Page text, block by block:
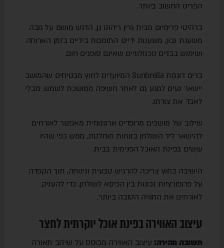
הפריט החשוב ביותר.
ברהיטי פרימיום מבית גרין ריהוט גן, הדגש מושם על גובה
משענת נכון, משענות ידיים התומכות בידיים בזמן הארוחה
ושימוש בבדים טכנולוגיים שאינם סופגים חום.
בדים דוגמת Sunbrella המיועדים לחוץ מבטיחים שהמושב
יישאר נעים למגע גם לאחר חשיפה ממושכת לשמש, מבלי
לאבד את צורתו.
שילוב של מושבים מרופדים ארגונומית מאפשר לאורחים
להישאר ליד השולחן בנוחות מוחלטת, ממש כפי שהיו
עושים בפינת האוכל הפנימית בבית.
הישיבה בחוץ צריכה להרגיש טבעית ונינוחה, תוך הקפדה
על פרופורציות נכונות בין הכיסא לשולחן, כדי להעניק
לאורחים את החוויה הטובה ביותר.
עיצוב האווירה בפינת אוכל יוקרתית לחצר
תשובה מהירה: עיצוב האווירה מבוסס על שילוב תאורה